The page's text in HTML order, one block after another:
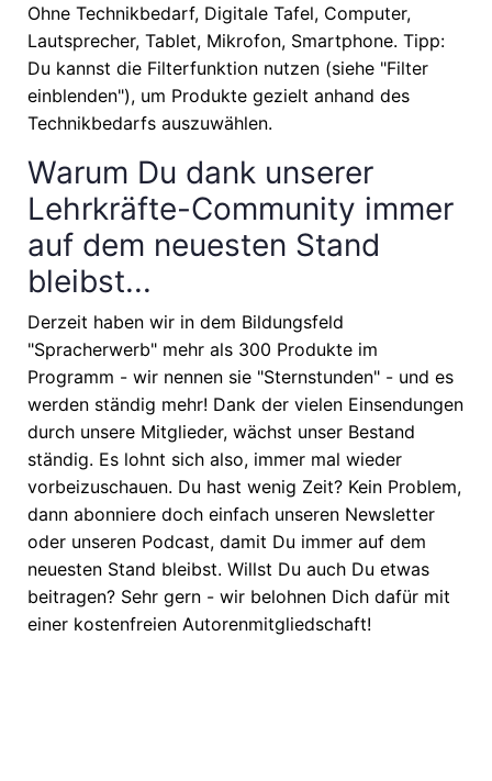
Ohne Technikbedarf, Digitale Tafel, Computer,
Lautsprecher, Tablet, Mikrofon, Smartphone. Tipp:
Du kannst die Filterfunktion nutzen (siehe "Filter
einblenden"), um Produkte gezielt anhand des
Technikbedarfs auszuwählen.
Warum Du dank unserer
Lehrkräfte-Community immer
auf dem neuesten Stand
bleibst...
Derzeit haben wir in dem Bildungsfeld
"Spracherwerb" mehr als 300 Produkte im
Programm - wir nennen sie "Sternstunden" - und es
werden ständig mehr! Dank der vielen Einsendungen
durch unsere Mitglieder, wächst unser Bestand
ständig. Es lohnt sich also, immer mal wieder
vorbeizuschauen. Du hast wenig Zeit? Kein Problem,
dann abonniere doch einfach unseren Newsletter
oder unseren Podcast, damit Du immer auf dem
neuesten Stand bleibst. Willst Du auch Du etwas
beitragen? Sehr gern - wir belohnen Dich dafür mit
einer kostenfreien Autorenmitgliedschaft!